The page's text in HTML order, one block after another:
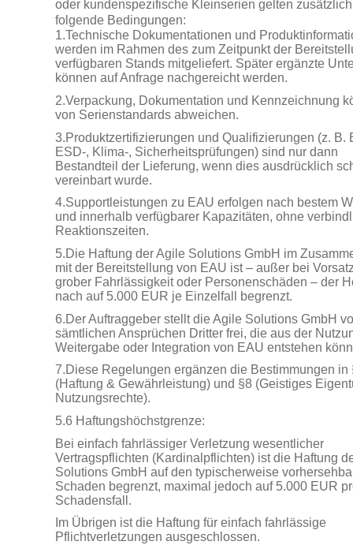
oder kundenspezifische Kleinserien gelten zusätzlich
folgende Bedingungen:
1.Technische Dokumentationen und
werden im Rahmen des zum Zeitpunkt der
verfügbaren Stands mitgeliefert. Später ergänzte
können auf Anfrage nachgereicht werden.
2.Verpackung, Dokumentation und Kennzeichnung
von Serienstandards abweichen.
3.Produktzertifizierungen und Qualifizierungen (z. B.
ESD-, Klima-, Sicherheitsprüfungen) sind nur dann
Bestandteil der Lieferung, wenn dies ausdrücklich
vereinbart wurde.
4.Supportleistungen zu EAU erfolgen nach bestem
und innerhalb verfügbarer Kapazitäten, ohne
Reaktionszeiten.
5.Die Haftung der Agile Solutions GmbH im
mit der Bereitstellung von EAU ist – außer bei
grober Fahrlässigkeit oder Personenschäden – der
nach auf 5.000 EUR je Einzelfall begrenzt.
6.Der Auftraggeber stellt die Agile Solutions GmbH
sämtlichen Ansprüchen Dritter frei, die aus der
Weitergabe oder Integration von EAU entstehen
7.Diese Regelungen ergänzen die Bestimmungen in
(Haftung & Gewährleistung) und §8 (Geistiges
Nutzungsrechte).
5.6 Haftungshöchstgrenze:
Bei einfach fahrlässiger Verletzung wesentlicher
Vertragspflichten (Kardinalpflichten) ist die Haftung
Solutions GmbH auf den typischerweise
Schaden begrenzt, maximal jedoch auf 5.000 EUR
Schadensfall.
Im Übrigen ist die Haftung für einfach fahrlässige
Pflichtverletzungen ausgeschlossen.